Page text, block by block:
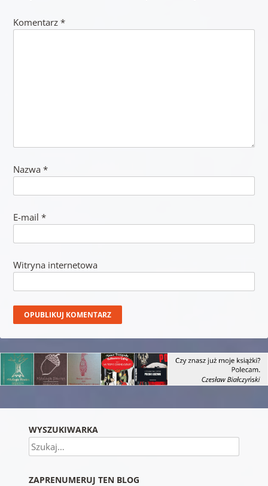
Komentarz *
Nazwa *
E-mail *
Witryna internetowa
WYSZUKIWARKA
Szukaj
ZAPRENUMERUJ TEN BLOG